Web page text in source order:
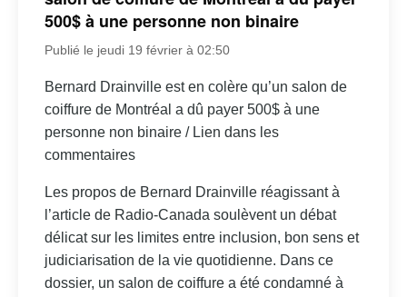
500$ à une personne non binaire
Publié le jeudi 19 février à 02:50
Bernard Drainville est en colère qu’un salon de
coiffure de Montréal a dû payer 500$ à une
personne non binaire / Lien dans les
commentaires
Les propos de Bernard Drainville réagissant à
l’article de Radio-Canada soulèvent un débat
délicat sur les limites entre inclusion, bon sens et
judiciarisation de la vie quotidienne. Dans ce
dossier, un salon de coiffure a été condamné à